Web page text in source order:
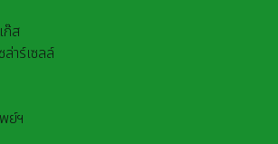
ก๊ส
ล่าร์เซลล์
ย์ฯ